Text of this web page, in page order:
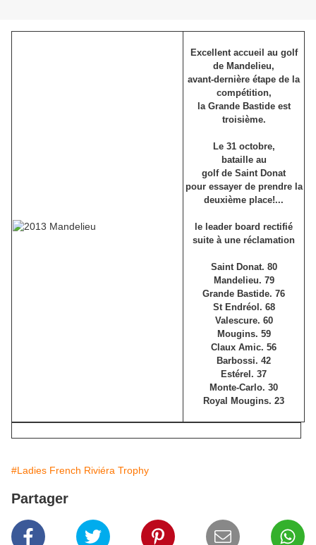
Excellent accueil au golf
de Mandelieu,
avant-dernière étape de la
compétition,
la Grande Bastide est
troisième.
Le 31 octobre,
bataille au
golf de Saint Donat
pour essayer de prendre la
deuxième place!...
le leader board rectifié
suite à une réclamation
Saint Donat. 80
Mandelieu. 79
Grande Bastide. 76
St Endréol. 68
Valescure. 60
Mougins. 59
Claux Amic. 56
Barbossi. 42
Estérel. 37
Monte-Carlo. 30
Royal Mougins. 23
#Ladies French Riviéra Trophy
Partager